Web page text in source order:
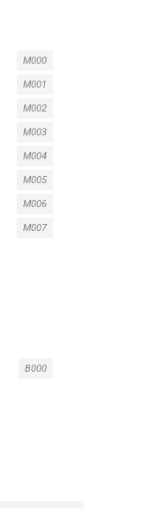
M000
M001
M002
M003
M004
M005
M006
M007
B000